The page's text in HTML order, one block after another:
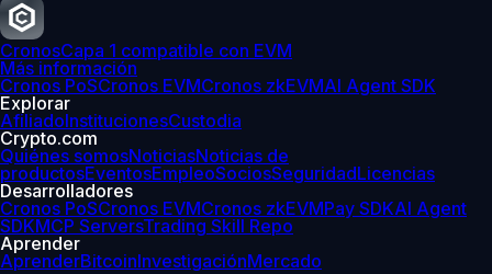
CronosCapa 1 compatible con EVM
Más información
Cronos PoSCronos EVMCronos zkEVMAI Agent SDK
Explorar
AfiliadoInstitucionesCustodia
Crypto.com
Quiénes somosNoticiasNoticias de
productosEventosEmpleoSociosSeguridadLicencias
Desarrolladores
Cronos PoSCronos EVMCronos zkEVMPay SDKAI Agent
SDKMCP ServersTrading Skill Repo
Aprender
AprenderBitcoinInvestigaciónMercado